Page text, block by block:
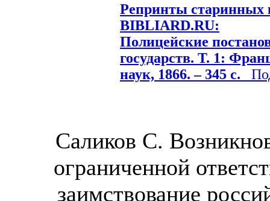
Репринты старинных
BIBLIARD.RU:
Полицейские
государств. Т. 1:
наук, 1866. – 345 с.
Саликов С.
ограниченной
заимствование